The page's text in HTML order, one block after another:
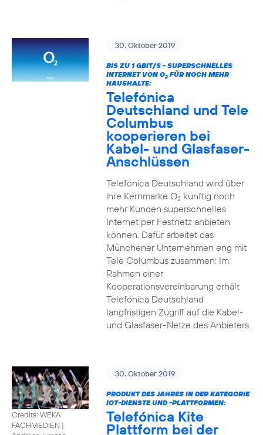
30. Oktober 2019
BIS ZU 1 GBIT/S - SUPERSCHNELLES
INTERNET VON O2FÜR NOCH MEHR
HAUSHALTE:
Telefónica
Deutschland und Tele
Columbus
kooperieren bei
Kabel- und Glasfaser-
Anschlüssen
Telefónica Deutschland wird über
ihre Kernmarke O2künftig noch
mehr Kunden superschnelles
Internet per Festnetz anbieten
können. Dafür arbeitet das
Münchener Unternehmen eng mit
Tele Columbus zusammen: Im
Rahmen einer
Kooperationsvereinbarung erhält
Telefónica Deutschland
langfristigen Zugriff auf die Kabel-
und Glasfaser-Netze des Anbieters.
Credits: WEKA
FACHMEDIEN |
30. Oktober 2019
PRODUKT DES JAHRES IN DER KATEGORIE
IOT-DIENSTE UND -PLATTFORMEN:
Telefónica Kite
Plattform bei der